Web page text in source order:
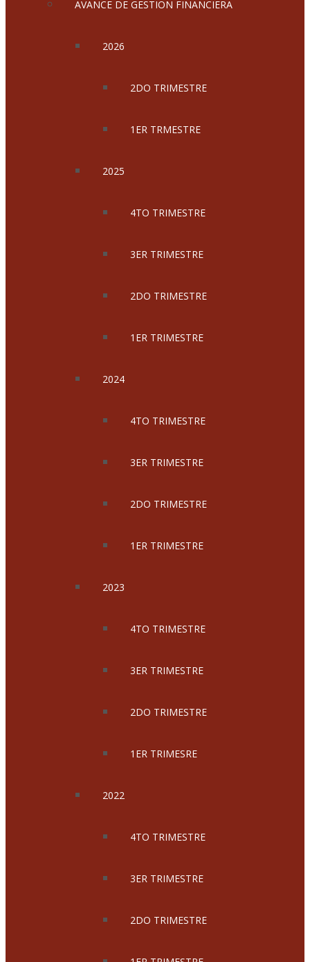
AVANCE DE GESTION FINANCIERA
2026
2DO TRIMESTRE
1ER TRMESTRE
2025
4TO TRIMESTRE
3ER TRIMESTRE
2DO TRIMESTRE
1ER TRIMESTRE
2024
4TO TRIMESTRE
3ER TRIMESTRE
2DO TRIMESTRE
1ER TRIMESTRE
2023
4TO TRIMESTRE
3ER TRIMESTRE
2DO TRIMESTRE
1ER TRIMESRE
2022
4TO TRIMESTRE
3ER TRIMESTRE
2DO TRIMESTRE